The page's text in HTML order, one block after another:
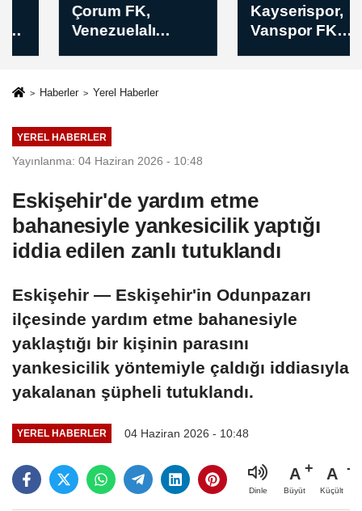
Çorum FK,
Venezuelalı
renklerine bağladı
Kayserispor,
Vanspor FK
Haberler Yerel Haberler
YEREL HABERLER
Yayınlanma: 04 Haziran 2026 - 10:48
Eskişehir'de yardım etme
bahanesiyle yankesicilik yaptığı
iddia edilen zanlı tutuklandı
Eskişehir — Eskişehir'in Odunpazarı
ilçesinde yardım etme bahanesiyle
yaklaştığı bir kişinin parasını
yankesicilik yöntemiyle çaldığı iddiasıyla
yakalanan şüpheli tutuklandı.
YEREL HABERLER 04 Haziran 2026 - 10:48
Dinle
A
Büyüt
A
Küçült